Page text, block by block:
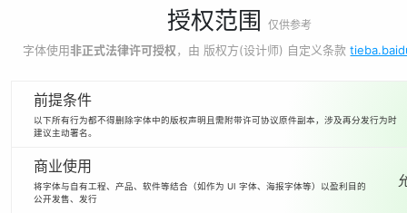
授权范围 仅供参考
字体使用非正式法律许可授权，由 版权方(设计师) 自定义条款
前提条件
以下所有行为都不得删除字体中的版权声明且需附带许可协议原件副本，涉及再分发行为时
建议主动署名。
商业使用
将字体与自有工程、产品、软件等结合（如作为 UI 字体、海报字体等）以盈利目的
公开发售、发行